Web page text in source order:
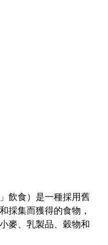
飲食）是一種採用舊
採集而獲得的食物，
麥、乳製品、穀物和